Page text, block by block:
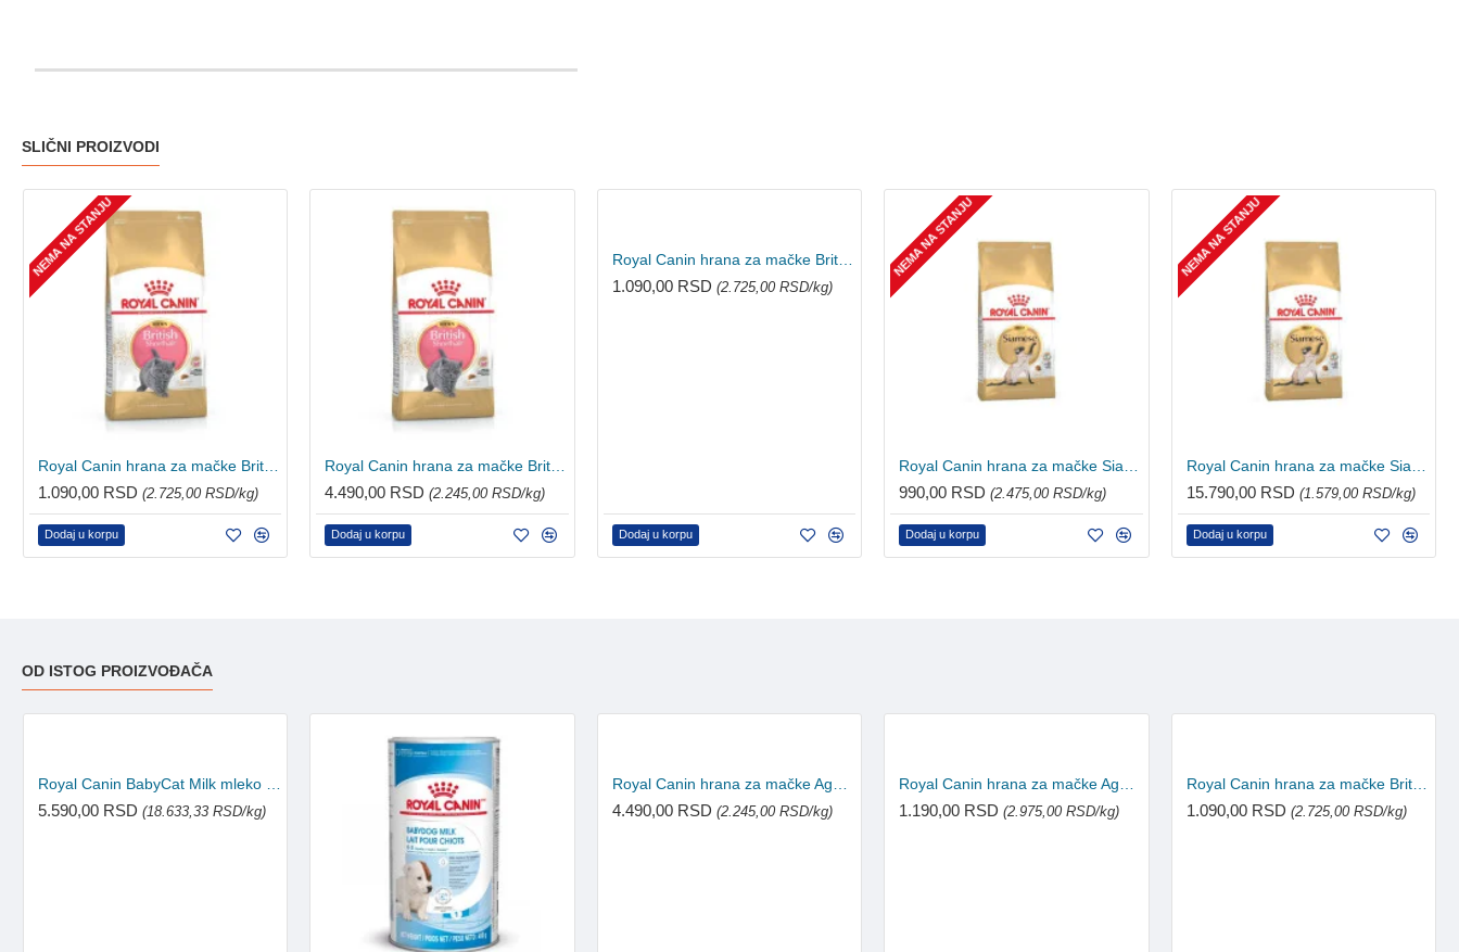
SLIČNI PROIZVODI
NEMA NA STANJU
1.090,00 RSD (2.725,00 RSD/kg)
Dodaj u korpu
4.490,00 RSD(2.245,00 RSD/kg)
Dodaj u korpu
Royal Canin hrana za mačke British Shorthair 400g
1.090,00 RSD (2.725,00 RSD/kg)
Dodaj u korpu
NEMA NA STANJU
990,00 RSD(2.475,00 RSD/kg)
Dodaj u korpu
NEMA NA STANJU
15.790,00 RSD (1.579,00 RSD/kg)
Dodaj u korpu
OD ISTOG PROIZVOĐAČA
5.590,00 RSD (18.633,33 RSD/kg) 4.490,00 RSD (2.245,00 RSD/kg) 1.190,00 RSD(2.975,00 RSD/kg)
Royal Canin hrana za mačke British Shorthair 400g
1.090,00 RSD (2.725,00 RSD/kg)